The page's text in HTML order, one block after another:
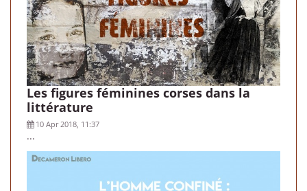
Les figures féminines corses dans la
littérature
10 Apr 2018, 11:37
...